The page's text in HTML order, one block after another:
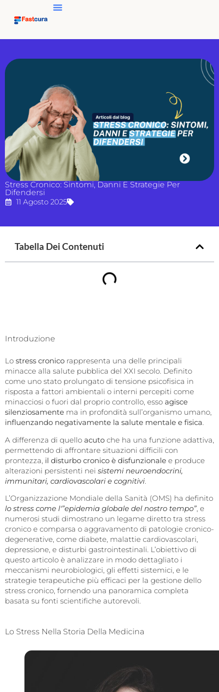
Stress Cronico: Sintomi, Danni E Strategie Per
Difendersi
11 Agosto 2025
Tabella Dei Contenuti
Introduzione
Lo stress cronico rappresenta una delle principali
minacce alla salute pubblica del XXI secolo. Definito
come uno stato prolungato di tensione psicofisica in
risposta a fattori ambientali o interni percepiti come
minacciosi o fuori dal proprio controllo, esso agisce
silenziosamente ma in profondità sull’organismo umano,
influenzando negativamente la salute mentale e fisica.
A differenza di quello acuto che ha una funzione adattiva,
permettendo di affrontare situazioni difficili con
prontezza, il disturbo cronico è disfunzionale e produce
alterazioni persistenti nei sistemi neuroendocrini,
immunitari, cardiovascolari e cognitivi
L’Organizzazione Mondiale della Sanità (OMS) ha definito
lo stress come l'”epidemia globale del nostro tempo”, e
numerosi studi dimostrano un legame diretto tra stress
cronico e comparsa o aggravamento di patologie cronico-
degenerative, come diabete, malattie cardiovascolari,
depressione, e disturbi gastrointestinali. L’obiettivo di
questo articolo è analizzare in modo dettagliato i
meccanismi neurobiologici, gli effetti sistemici, e le
strategie terapeutiche più efficaci per la gestione dello
stress cronico, fornendo una panoramica completa
basata su fonti scientifiche autorevoli.
Lo Stress Nella Storia Della Medicina